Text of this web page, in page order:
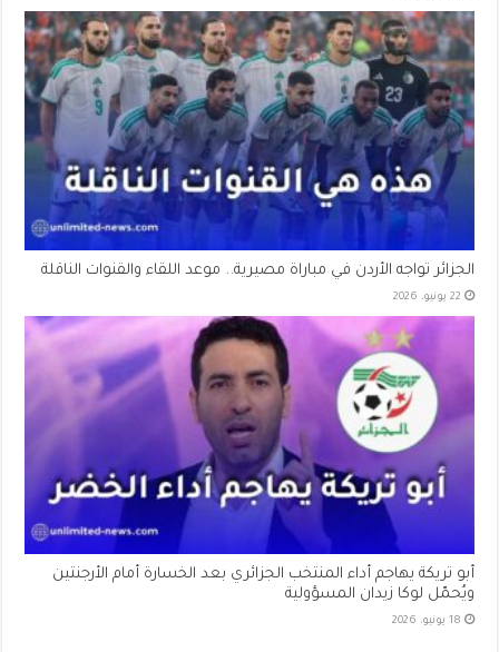
الجزائر تواجه الأردن في مباراة مصيرية.. موعد اللقاء والقنوات الناقلة
22 يونيو، 2026
أبو تريكة يهاجم أداء المنتخب الجزائري بعد الخسارة أمام الأرجنتين
ويُحمّل لوكا زيدان المسؤولية
18 يونيو، 2026